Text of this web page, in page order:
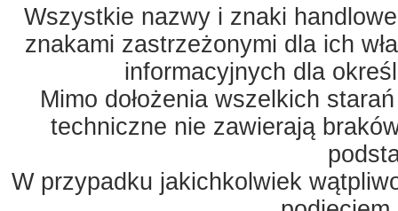
Wszystkie nazwy i znaki
znakami zastrzeżonymi dla ich
informacyjnych dla
Mimo dołożenia wszelkich
techniczne nie zawierają
W przypadku jakichkolwiek